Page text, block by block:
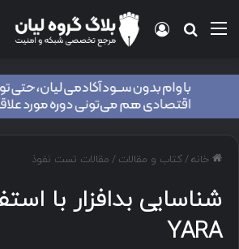
خانه/کتاب و مقالات / مقالات تست نفوذ
شناسایی بدافزار با
YARA